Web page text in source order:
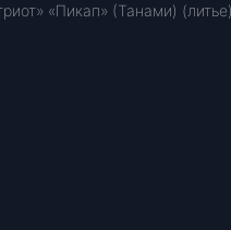
«Пикап» (Танами)